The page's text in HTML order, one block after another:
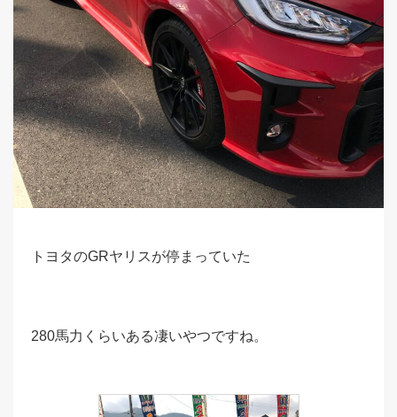
トヨタのGRヤリスが停まっていた
280馬力くらいある凄いやつですね。